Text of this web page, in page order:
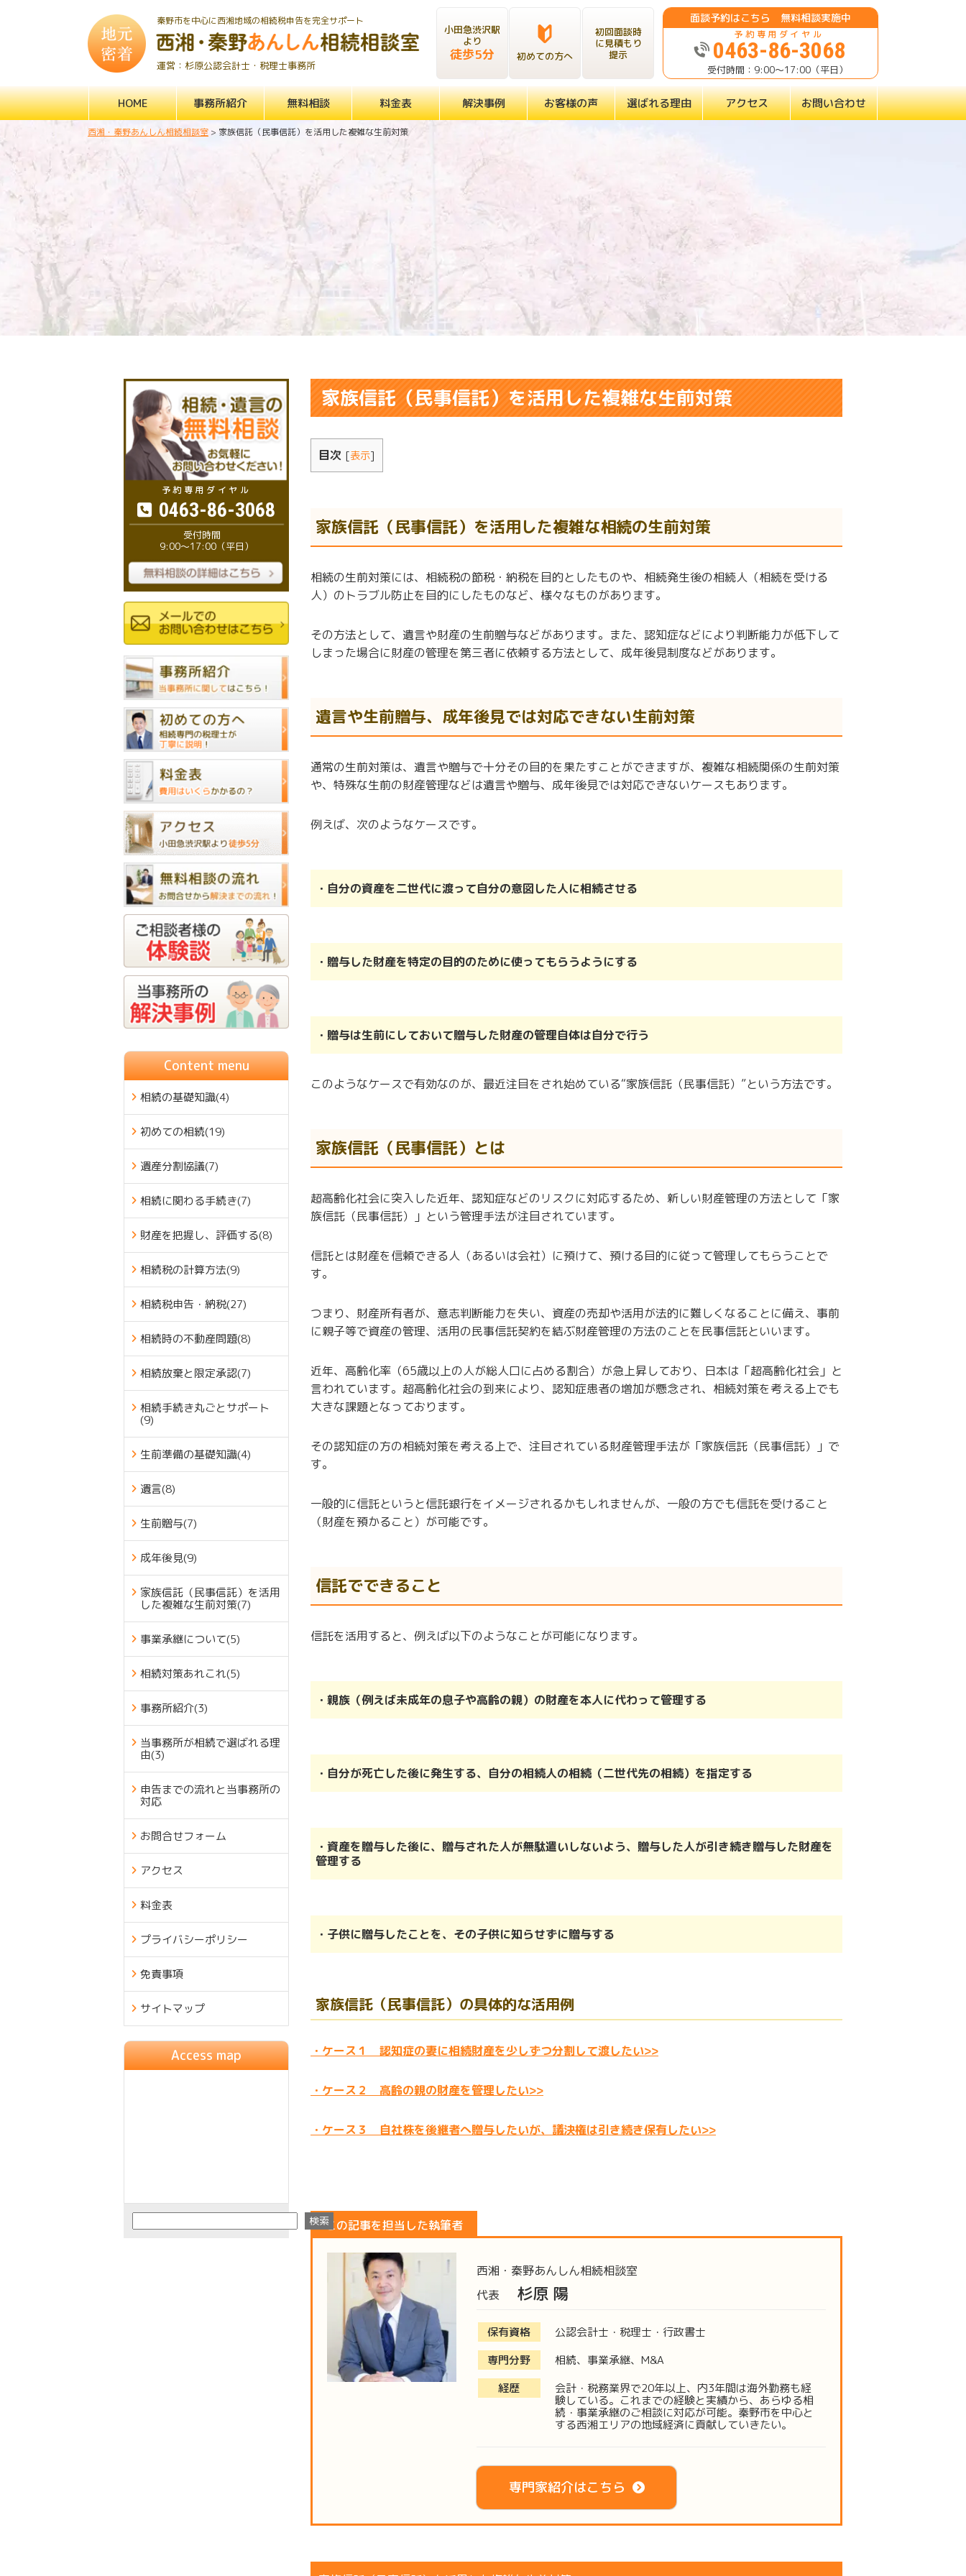
秦野市を中心に西湘地域の相続税申告を完全サポート
運営：杉原公認会計士・税理士事務所
小田急渋沢駅
より
徒歩5分 初めての方へ
初回面談時
に見積もり
提示
面談予約はこちら 無料相談実施中
0463-86-3068
9:00～17:00（平日）
HOME 事務所紹介 無料相談 料金表 解決事例 お客様の声 選ばれる理由 アクセス お問い合わせ
西湘・秦野あんしん相続相談室 > 家族信託（民事信託）を活用した複雑な生前対策
家族信託（民事信託）を活用した複雑な生前対策
家族信託（民事信託）を活用した複雑な生前対策
目次 [表示]
家族信託（民事信託）を活用した複雑な相続の生前対策
相続の生前対策には、相続税の節税・納税を目的としたものや、相続発生後の相続人（相続を受ける
人）のトラブル防止を目的にしたものなど、様々なものがあります。
その方法として、遺言や財産の生前贈与などがあります。また、認知症などにより判断能力が低下して
しまった場合に財産の管理を第三者に依頼する方法として、成年後見制度などがあります。
遺言や生前贈与、成年後見では対応できない生前対策
通常の生前対策は、遺言や贈与で十分その目的を果たすことができますが、複雑な相続関係の生前対策
や、特殊な生前の財産管理などは遺言や贈与、成年後見では対応できないケースもあります。
例えば、次のようなケースです。
・自分の資産を二世代に渡って自分の意図した人に相続させる
・贈与した財産を特定の目的のために使ってもらうようにする
・贈与は生前にしておいて贈与した財産の管理自体は自分で行う
このようなケースで有効なのが、最近注目をされ始めている“家族信託（民事信託）”という方法です。
家族信託（民事信託）とは
超高齢化社会に突入した近年、認知症などのリスクに対応するため、新しい財産管理の方法として「家
族信託（民事信託）」という管理手法が注目されています。
信託とは財産を信頼できる人（あるいは会社）に預けて、預ける目的に従って管理してもらうことで
す。
つまり、財産所有者が、意志判断能力を失い、資産の売却や活用が法的に難しくなることに備え、事前
に親子等で資産の管理、活用の民事信託契約を結ぶ財産管理の方法のことを民事信託といいます。
近年、高齢化率（65歳以上の人が総人口に占める割合）が急上昇しており、日本は「超高齢化社会」と
言われています。超高齢化社会の到来により、認知症患者の増加が懸念され、相続対策を考える上でも
大きな課題となっております。
その認知症の方の相続対策を考える上で、注目されている財産管理手法が「家族信託（民事信託）」で
す。
一般的に信託というと信託銀行をイメージされるかもしれませんが、一般の方でも信託を受けること
（財産を預かること）が可能です。
信託でできること
信託を活用すると、例えば以下のようなことが可能になります。
・親族（例えば未成年の息子や高齢の親）の財産を本人に代わって管理する
・自分が死亡した後に発生する、自分の相続人の相続（二世代先の相続）を指定する
・資産を贈与した後に、贈与された人が無駄遣いしないよう、贈与した人が引き続き贈与した財産を
管理する
・子供に贈与したことを、その子供に知らせずに贈与する
家族信託（民事信託）の具体的な活用例
・ケース１ 認知症の妻に相続財産を少しずつ分割して渡したい>>
・ケース２ 高齢の親の財産を管理したい>>
・ケース３ 自社株を後継者へ贈与したいが、議決権は引き続き保有したい>>
この記事を担当した執筆者
西湘・秦野あんしん相続相談室
代表
杉原 陽
保有資格
公認会計士・税理士・行政書士
専門分野
相続、事業承継、M&A
経歴
会計・税務業界で20年以上、内3年間は海外勤務も経
験している。これまでの経験と実績から、あらゆる相
続・事業承継のご相談に対応が可能。秦野市を中心と
する西湘エリアの地域経済に貢献していきたい。
専門家紹介はこちら
0463-86-3068
9:00～17:00（平日）
Content menu
相続の基礎知識(4)
初めての相続(19)
遺産分割協議(7)
相続に関わる手続き(7)
財産を把握し、評価する(8)
相続税の計算方法(9)
相続税申告・納税(27)
相続時の不動産問題(8)
相続放棄と限定承認(7)
相続手続き丸ごとサポート
(9)
生前準備の基礎知識(4)
遺言(8)
生前贈与(7)
成年後見(9)
家族信託（民事信託）を活用
した複雑な生前対策(7)
事業承継について(5)
相続対策あれこれ(5)
事務所紹介(3)
当事務所が相続で選ばれる理
由(3)
申告までの流れと当事務所の
対応
お問合せフォーム
アクセス
料金表
プライバシーポリシー
免責事項
サイトマップ
Access map
検索